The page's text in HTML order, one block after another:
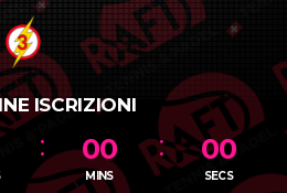
ISCRIZIONI
00
MINS
00
SECS